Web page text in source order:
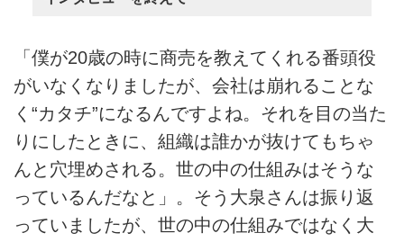
「僕が20歳の時に商売を教えてくれる番頭役
がいなくなりましたが、会社は崩れることな
く“カタチ”になるんですよね。それを目の当た
りにしたときに、組織は誰かが抜けてもちゃ
んと穴埋めされる。世の中の仕組みはそうな
っているんだなと」。そう大泉さんは振り返
っていましたが、世の中の仕組みではなく大